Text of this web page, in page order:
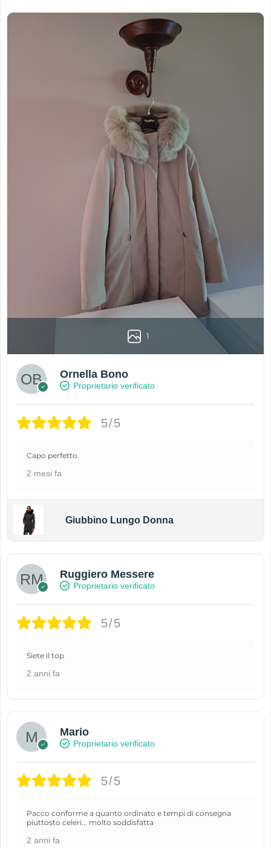
1
Ornella Bono
Proprietario verificato
5/5
Capo perfetto.
2 mesi fa
Giubbino Lungo Donna
Ruggiero Messere
Proprietario verificato
5/5
Siete il top
2 anni fa
Mario
Proprietario verificato
5/5
Pacco conforme a quanto ordinato e tempi di consegna
piuttosto celeri... molto soddisfatta
2 anni fa